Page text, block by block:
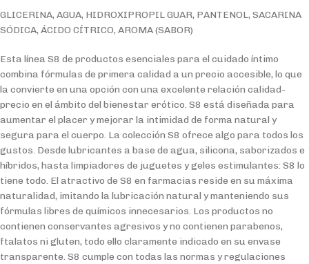
GLICERINA, AGUA, HIDROXIPROPIL GUAR, PANTENOL, SACARINA
SÓDICA, ÁCIDO CÍTRICO, AROMA (SABOR)
Esta línea S8 de productos esenciales para el cuidado íntimo
combina fórmulas de primera calidad a un precio accesible, lo que
la convierte en una opción con una excelente relación calidad-
precio en el ámbito del bienestar erótico. S8 está diseñada para
aumentar el placer y mejorar la intimidad de forma natural y
segura para el cuerpo. La colección S8 ofrece algo para todos los
gustos. Desde lubricantes a base de agua, silicona, saborizados e
híbridos, hasta limpiadores de juguetes y geles estimulantes: S8 lo
tiene todo. El atractivo de S8 en farmacias reside en su máxima
naturalidad, imitando la lubricación natural y manteniendo sus
fórmulas libres de químicos innecesarios. Los productos no
contienen conservantes agresivos y no contienen parabenos,
ftalatos ni gluten, todo ello claramente indicado en su envase
transparente. S8 cumple con todas las normas y regulaciones